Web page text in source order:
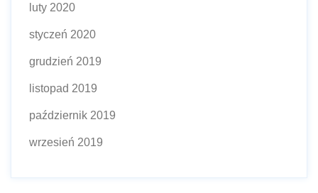
luty 2020
styczeń 2020
grudzień 2019
listopad 2019
październik 2019
wrzesień 2019